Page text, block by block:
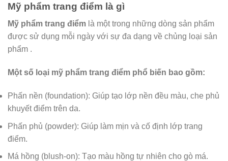
Mỹ phẩm trang điểm là gì
Mỹ phẩm trang điểm là một trong những dòng sản phẩm
được sử dụng mỗi ngày với sự đa dạng về chủng loại sản
phẩm .
Một số loại mỹ phẩm trang điểm phổ biến bao gồm:
Phấn nền (foundation): Giúp tạo lớp nền đều màu, che phủ
khuyết điểm trên da.
Phấn phủ (powder): Giúp làm mịn và cố định lớp trang
điểm.
Má hồng (blush-on): Tạo màu hồng tự nhiên cho gò má.